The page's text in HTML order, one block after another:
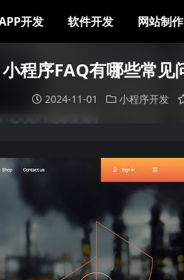
开发 软件开发 网站制作
小程序FAQ有哪些常见
2024-11-01 小程序开发